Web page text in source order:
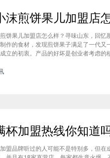
饼果儿加盟店怎么样？寻味山东，回忆
作的食材，发现煎饼果子满足了一代又
立的初衷。产品的好坏是创业者考虑的
钱吗？下面小编将为大家解答这些问题
盟品牌听过的人可能不是特别多，但在